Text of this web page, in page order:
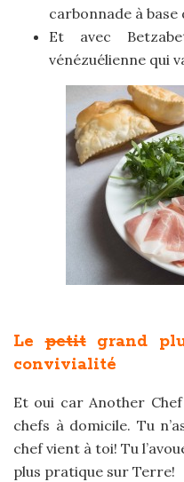
carbonnade à
Et avec
vénézuélienne qui
Lepetitgrand
convivialité
Et oui car Another
chefs à domicile. Tu
chef vient à toi! Tu
plus pratique sur Terre!